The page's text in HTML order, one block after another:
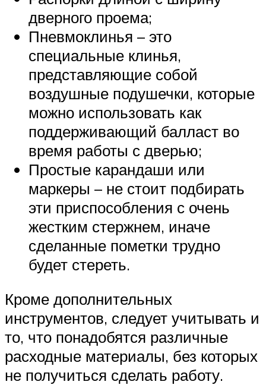
дверного проема;
Пневмоклинья – это
специальные клинья,
представляющие собой
воздушные подушечки, которые
можно использовать как
поддерживающий балласт во
время работы с дверью;
Простые карандаши или
маркеры – не стоит подбирать
эти приспособления с очень
жестким стержнем, иначе
сделанные пометки трудно
будет стереть.
Кроме дополнительных
инструментов, следует учитывать и
то, что понадобятся различные
расходные материалы, без которых
не получиться сделать работу.